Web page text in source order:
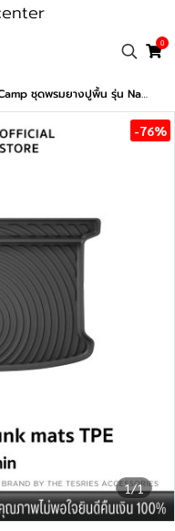
0
รมยางปูพื้น รุ่น Nano Performance - TPE Series สำหรับ BYD Dolphin
1/1
-76%